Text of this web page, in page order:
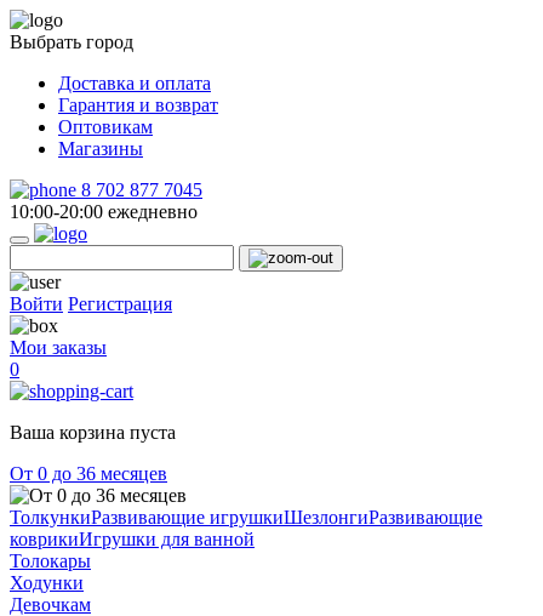
Выбрать город
Доставка и оплата
Гарантия и возврат
Оптовикам
Магазины
8 702 877 7045
10:00-20:00 ежедневно
Войти Регистрация
Мои заказы
0
Ваша корзина пуста
От 0 до 36 месяцев
ТолкункиРазвивающие игрушкиШезлонгиРазвивающие
коврикиИгрушки для ванной
Толокары
Ходунки
Девочкам